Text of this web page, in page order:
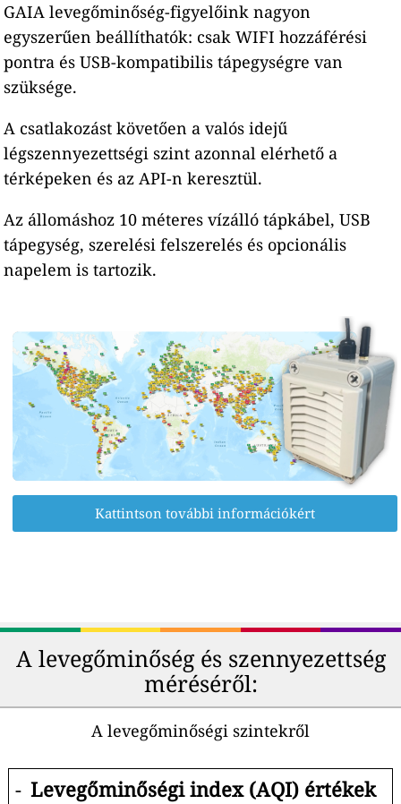
GAIA levegőminőség-figyelőink nagyon
egyszerűen beállíthatók: csak WIFI hozzáférési
pontra és USB-kompatibilis tápegységre van
szüksége.
A csatlakozást követően a valós idejű
légszennyezettségi szint azonnal elérhető a
térképeken és az API-n keresztül.
Az állomáshoz 10 méteres vízálló tápkábel, USB
tápegység, szerelési felszerelés és opcionális
napelem is tartozik.
Kattintson további információkért
A levegőminőség és szennyezettség
méréséről:
A levegőminőségi szintekről
- Levegőminőségi index (AQI) értékek